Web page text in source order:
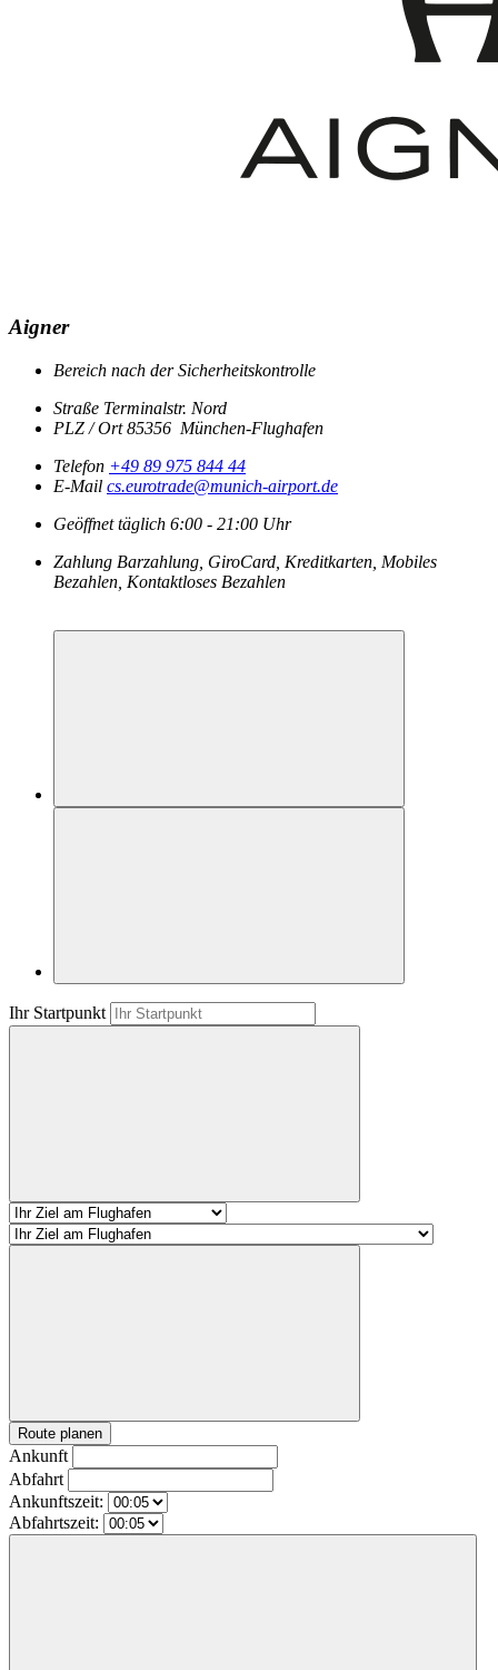
Aigner
Bereich nach der Sicherheitskontrolle
Straße Terminalstr. Nord
PLZ / Ort 85356 München-Flughafen
Telefon +49 89 975 844 44
E-Mail cs.eurotrade@munich-airport.de
Geöffnet täglich 6:00 - 21:00 Uhr
Zahlung Barzahlung, GiroCard, Kreditkarten, Mobiles
Bezahlen, Kontaktloses Bezahlen
Ihr Startpunkt
Route planen
Ankunft
Abfahrt
Ankunftszeit:
Abfahrtszeit: